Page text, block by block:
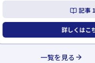
詳しくはこちら
一覧を見る